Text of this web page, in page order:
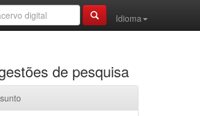
Idioma
de pesquisa